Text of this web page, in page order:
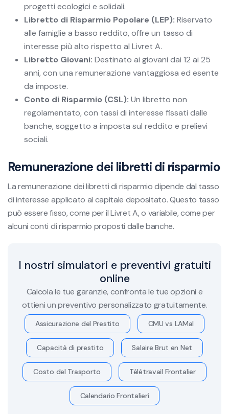
progetti ecologici e solidali.
Libretto di Risparmio Popolare (LEP): Riservato
alle famiglie a basso reddito, offre un tasso di
interesse più alto rispetto al Livret A.
Libretto Giovani: Destinato ai giovani dai 12 ai 25
anni, con una remunerazione vantaggiosa ed esente
da imposte.
Conto di Risparmio (CSL): Un libretto non
regolamentato, con tassi di interesse fissati dalle
banche, soggetto a imposta sul reddito e prelievi
sociali.
Remunerazione dei libretti di risparmio
La remunerazione dei libretti di risparmio dipende dal tasso
di interesse applicato al capitale depositato. Questo tasso
può essere fisso, come per il Livret A, o variabile, come per
alcuni conti di risparmio proposti dalle banche.
I nostri simulatori e preventivi gratuiti
online
Calcola le tue garanzie, confronta le tue opzioni e
ottieni un preventivo personalizzato gratuitamente.
Assicurazione del Prestito CMU vs LAMal
Capacità di prestito Salaire Brut en Net
Costo del Trasporto Télétravail Frontalier
Calendario Frontalieri